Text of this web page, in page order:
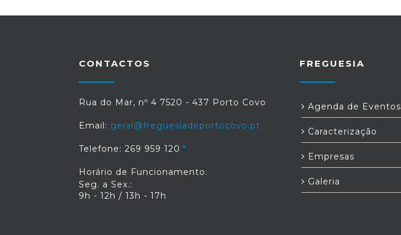
CONTACTOS
Rua do Mar, nº 4 7520 - 437 Porto Covo
Email: geral@freguesiadeportocovo.pt
Telefone: 269 959 120
Horário de Funcionamento:
Seg. a Sex.:
9h - 12h / 13h - 17h
FREGUESIA
Agenda de Eventos
Caracterização
Empresas
Galeria